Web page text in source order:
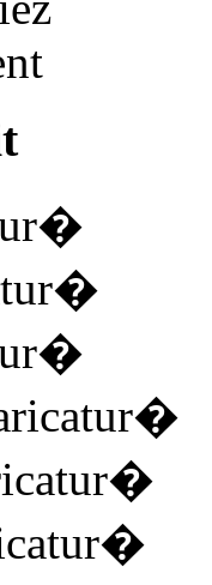
�
�
�
�
�
�